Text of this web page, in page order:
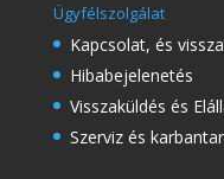
Ügyfélszolgálat
Kapcsolat, és
Hibabejelenetés
Visszaküldés és
Szerviz és